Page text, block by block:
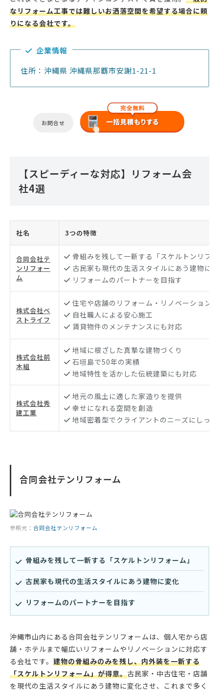
なリフォーム工事では難しいお洒落空間を希望する場合に頼
りになる会社です。
企業情報
住所：沖縄県 沖縄県那覇市安謝1-21-1
お問合せ
【スピーディーな対応】リフォーム会
社4選
社名 3つの特徴
合同会社テ
ンリフォー
ム
骨組みを残して一新する「スケルトンリフ
古民家も現代の生活スタイルにあう建物に
リフォームのパートナーを目指す
株式会社ベ
ストライフ
住宅や店舗のリフォーム・リノベーション
自社職人による安心施工
賃貸物件のメンテナンスにも対応
株式会社前
木組
地域に根ざした真摯な建物づくり
石垣島で50年の実績
地域特性を活かした伝統建築にも対応
株式会社秀
建工業
地元の風土に適した家造りを提供
幸せになれる空間を創造
地域密着型でクライアントのニーズにしっ
合同会社テンリフォーム
参照元： 合同会社テンリフォーム
骨組みを残して一新する「スケルトンリフォーム」
古民家も現代の生活スタイルにあう建物に変化
リフォームのパートナーを目指す
沖縄市山内にある合同会社テンリフォームは、個人宅から店
舗・ホテルまで幅広いリフォームやリノベーションに対応す
る会社です。 建物の骨組みのみを残し、内外装を一新する
「スケルトンリフォーム」が得意。古民家・中古住宅・店舗
を現代の生活スタイルにあう建物に変化させ、これまで多く